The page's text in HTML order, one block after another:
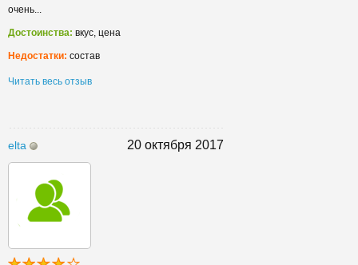
очень...
Достоинства: вкус, цена
Недостатки: состав
Читать весь отзыв
elta 20 октября 2017